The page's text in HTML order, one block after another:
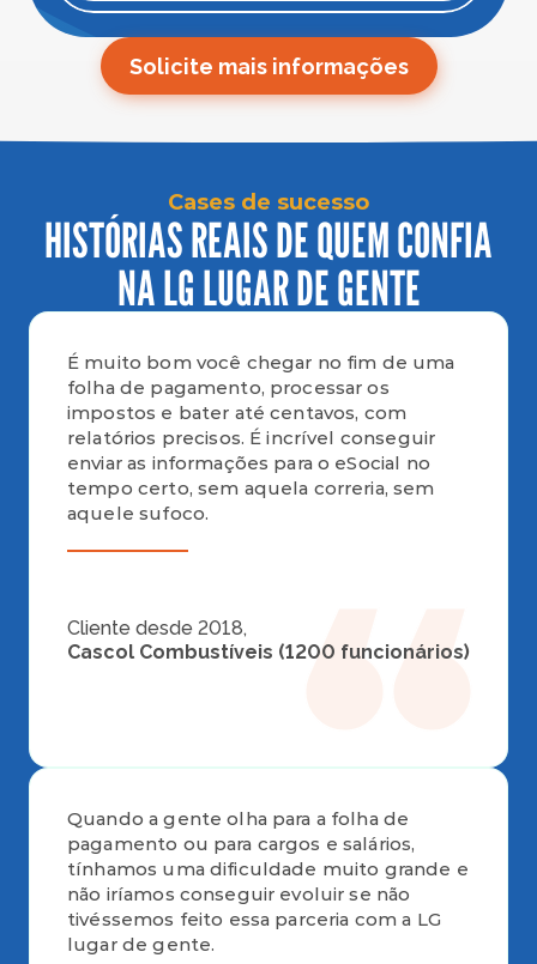
Solicite mais informações
Cases de sucesso
HISTÓRIAS REAIS DE QUEM CONFIA
NA LG LUGAR DE GENTE
É muito bom você chegar no fim de uma
folha de pagamento, processar os
impostos e bater até centavos, com
relatórios precisos. É incrível conseguir
enviar as informações para o eSocial no
tempo certo, sem aquela correria, sem
aquele sufoco.
Cliente desde 2018,
Quando a gente olha para a folha de
pagamento ou para cargos e salários,
tínhamos uma dificuldade muito grande e
não iríamos conseguir evoluir se não
tivéssemos feito essa parceria com a LG
lugar de gente.